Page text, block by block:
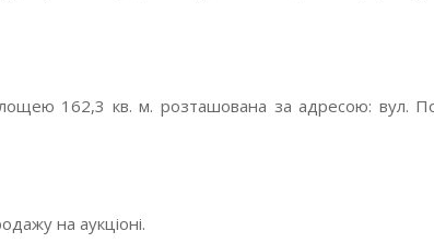
162,3 кв. м. розташована за адресою: вул.
на аукціоні.